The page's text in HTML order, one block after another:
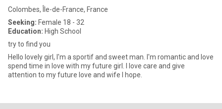
Colombes, Île-de-France, France
Seeking: Female 18 - 32
Education: High School
try to find you
Hello lovely girl, I'm a sportif and sweet man. I'm romantic and love
spend time in love with my future girl. I love care and give
attention to my future love and wife I hope.